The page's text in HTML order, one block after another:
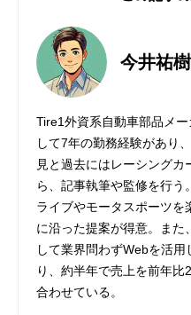
今井祐樹
Tire1外資系自動車部品メ
して7年の勤務経験があり
見と過去にはレーシング
ら、記事執筆や監修を行う
ライブやモータスポーツを
に沿った提案が得意。また
して業界問わずWebを活
り、約半年で売上を前年
合わせている。